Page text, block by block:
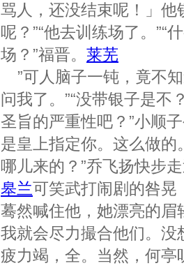
骂人，还没结束呢！」他
呢？”“他去训练场了。”“
场？”福晋。 莱芜
”可人脑子一钝，竟不
问我了。”“没带银子是不
圣旨的严重性吧？”小顺
是皇上指定你。这么做的
哪儿来的？”乔飞扬快步
皋兰可笑武打闹剧的咎晃
蓦然喊住他，她漂亮的
我就会尽力撮合他们。
疲力竭，全。当然，何